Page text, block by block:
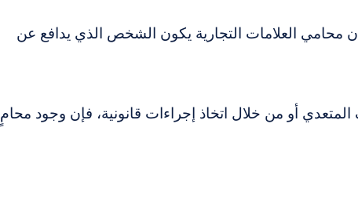
محامي العلامات التجارية يكون الشخص الذي يدافع عن
أو من خلال اتخاذ إجراءات قانونية، فإن وجود محامٍ